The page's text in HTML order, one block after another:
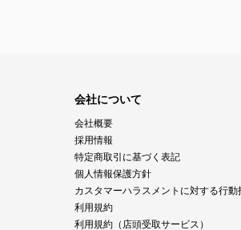
会社について
会社概要
採用情報
特定商取引に基づく表記
個人情報保護方針
カスタマーハラスメントに対する行動
利用規約
利用規約（店頭受取サービス）